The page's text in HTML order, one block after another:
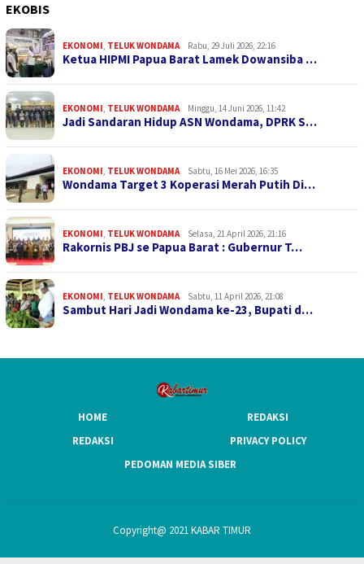
EKOBIS
EKONOMI, TELUK WONDAMA Rabu, 29 Juli 2026, 22:16
Ketua HIPMI Papua Barat Lamek Dowansiba …
EKONOMI, TELUK WONDAMA Minggu, 14 Juni 2026, 11:42
Jadi Sandaran Hidup ASN Wondama, DPRK S…
EKONOMI, TELUK WONDAMA Sabtu, 16 Mei 2026, 16:35
Wondama Target 3 Koperasi Merah Putih Di…
EKONOMI, TELUK WONDAMA Selasa, 21 April 2026, 21:16
Rakornis PBJ se Papua Barat : Gubernur T…
EKONOMI, TELUK WONDAMA Sabtu, 11 April 2026, 21:08
Sambut Hari Jadi Wondama ke-23, Bupati d…
HOME
REDAKSI
REDAKSI
PRIVACY POLICY
PEDOMAN MEDIA SIBER
Copyright@ 2021 KABAR TIMUR